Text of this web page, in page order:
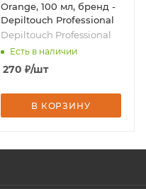
Orange, 100 мл, бренд -
Depiltouch Professional
Depiltouch Professional
Есть в наличии
270 ₽/шт
В КОРЗИНУ